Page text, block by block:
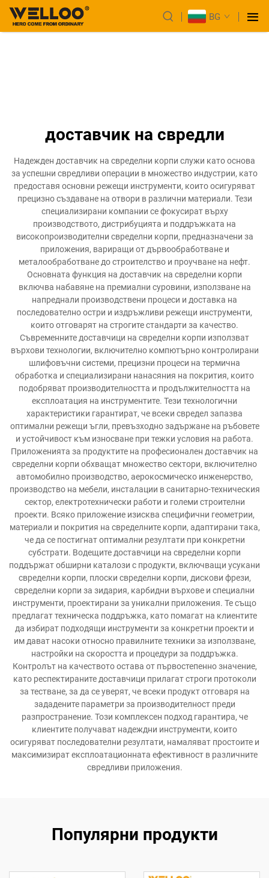
BG
доставчик на свредли
Надежден доставчик на свределни корпи служи като основа
за успешни свредливи операции в множество индустрии, като
предоставя основни режещи инструменти, които осигуряват
прецизно създаване на отвори в различни материали. Тези
специализирани компании се фокусират върху
производството, дистрибуцията и поддръжката на
високопроизводителни свределни корпи, предназначени за
приложения, вариращи от дървообработване и
металообработване до строителство и проучване на нефт.
Основната функция на доставчик на свределни корпи
включва набавяне на премиални суровини, използване на
напреднали производствени процеси и доставка на
последователно остри и издръжливи режещи инструменти,
които отговарят на строгите стандарти за качество.
Съвременните доставчици на свределни корпи използват
върхови технологии, включително компютърно контролирани
шлифовъчни системи, прецизни процеси на термична
обработка и специализирани нанасяния на покрития, които
подобряват производителността и продължителността на
експлоатация на инструментите. Тези технологични
характеристики гарантират, че всеки свредел запазва
оптимални режещи ъгли, превъзходно задържане на ръбовете
и устойчивост към износване при тежки условия на работа.
Приложенията за продуктите на професионален доставчик на
свределни корпи обхващат множество сектори, включително
автомобилно производство, аерокосмическо инженерство,
производство на мебели, инсталации в санитарно-техническия
сектор, електротехнически работи и големи строителни
проекти. Всяко приложение изисква специфични геометрии,
материали и покрития на свределните корпи, адаптирани така,
че да се постигнат оптимални резултати при конкретни
субстрати. Водещите доставчици на свределни корпи
поддържат обширни каталози с продукти, включващи усукани
свределни корпи, плоски свределни корпи, дискови фрези,
свределни корпи за зидария, карбидни върхове и специални
инструменти, проектирани за уникални приложения. Те също
предлагат техническа поддръжка, като помагат на клиентите
да избират подходящи инструменти за конкретни проекти и
им дават насоки относно правилните техники за използване,
настройки на скоростта и процедури за поддръжка.
Контролът на качеството остава от първостепенно значение,
като респектираните доставчици прилагат строги протоколи
за тестване, за да се уверят, че всеки продукт отговаря на
зададените параметри за производителност преди
разпространение. Този комплексен подход гарантира, че
клиентите получават надеждни инструменти, които
осигуряват последователни резултати, намаляват простоите и
максимизират експлоатационната ефективност в различните
свредливи приложения.
Популярни продукти